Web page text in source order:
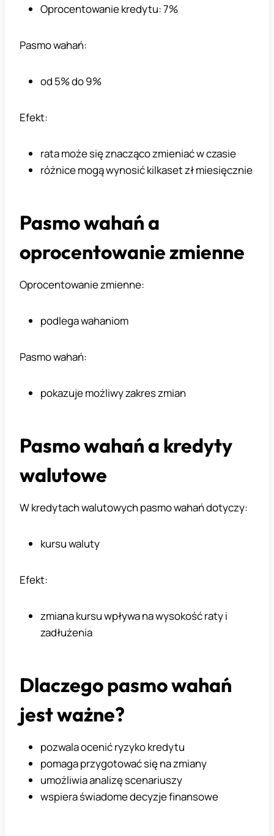
Oprocentowanie kredytu: 7%
Pasmo wahań:
od 5% do 9%
Efekt:
rata może się znacząco zmieniać w czasie
różnice mogą wynosić kilkaset zł miesięcznie
Pasmo wahań a
oprocentowanie zmienne
Oprocentowanie zmienne:
podlega wahaniom
Pasmo wahań:
pokazuje możliwy zakres zmian
Pasmo wahań a kredyty
walutowe
W kredytach walutowych pasmo wahań dotyczy:
kursu waluty
Efekt:
zmiana kursu wpływa na wysokość raty i
zadłużenia
Dlaczego pasmo wahań
jest ważne?
pozwala ocenić ryzyko kredytu
pomaga przygotować się na zmiany
umożliwia analizę scenariuszy
wspiera świadome decyzje finansowe